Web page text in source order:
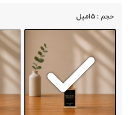
حجم : 15میل